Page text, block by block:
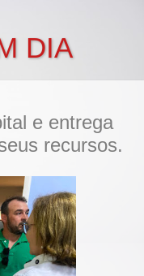
DIA
e entrega
recursos.